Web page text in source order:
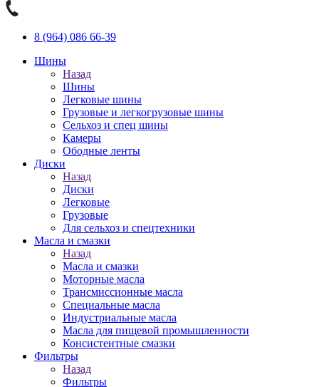
8 (964) 086 66-39
Шины
Назад
Шины
Легковые шины
Грузовые и легкогрузовые шины
Сельхоз и спец шины
Камеры
Ободные ленты
Диски
Назад
Диски
Легковые
Грузовые
Для сельхоз и спецтехники
Масла и смазки
Назад
Масла и смазки
Моторные масла
Трансмиссионные масла
Специальные масла
Индустриальные масла
Масла для пищевой промышленности
Консистентные смазки
Фильтры
Назад
Фильтры